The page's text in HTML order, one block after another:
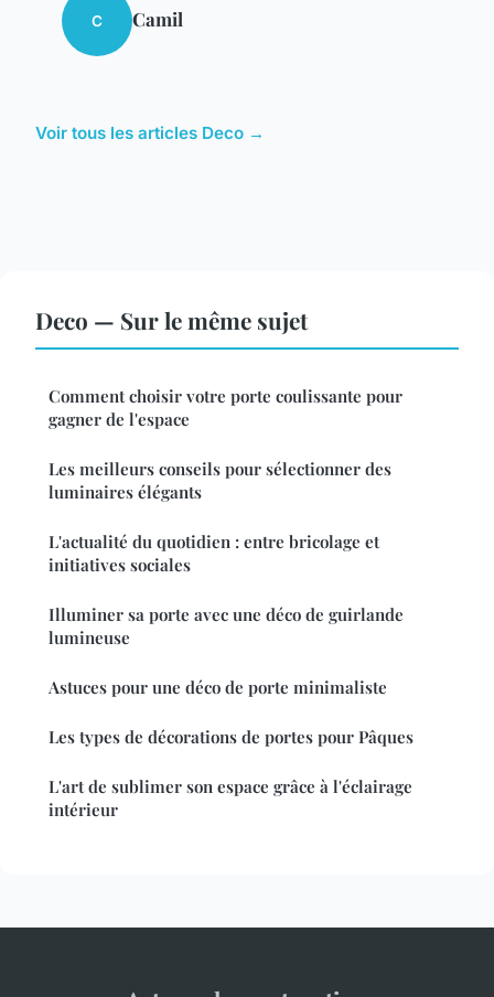
C Camil
Voir tous les articles Deco →
Deco — Sur le même sujet
Comment choisir votre porte coulissante pour
gagner de l'espace
Les meilleurs conseils pour sélectionner des
luminaires élégants
L'actualité du quotidien : entre bricolage et
initiatives sociales
Illuminer sa porte avec une déco de guirlande
lumineuse
Astuces pour une déco de porte minimaliste
Les types de décorations de portes pour Pâques
L'art de sublimer son espace grâce à l'éclairage
intérieur